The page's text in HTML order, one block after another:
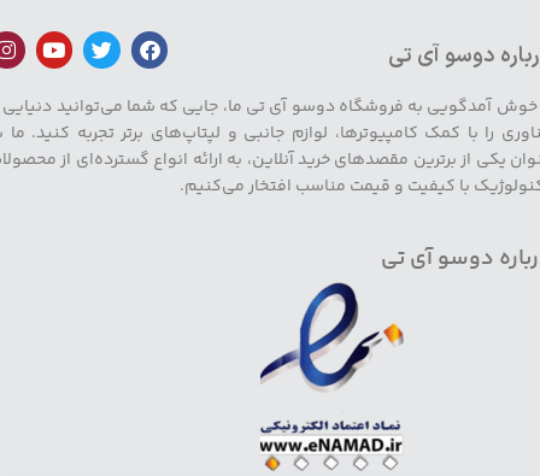
دوسو آی تی
خوش آمدگویی به فروشگاه دوسو آی تی ما، جایی که شما می‌توانید دنیایی
را با کمک کامپیوترها، لوازم جانبی و لپتاپ‌های برتر تجربه کنید. ما
یکی از برترین مقصدهای خرید آنلاین، به ارائه انواع گسترده‌ای از
با کیفیت و قیمت مناسب افتخار می‌کنیم.
دوسو آی تی